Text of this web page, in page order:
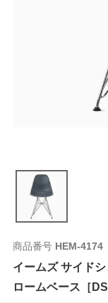
商品番号 HEM-4174
イームズ サイド
ロームベース［